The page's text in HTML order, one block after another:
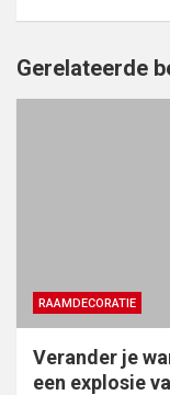
Gerelateerde
RAAMDECORATIE
Verander je
een explosie